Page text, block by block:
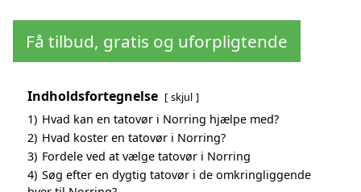
Få tilbud, gratis og uforpligtende
Indholdsfortegnelse skjul
1) Hvad kan en tatovør i Norring hjælpe med?
2) Hvad koster en tatovør i Norring?
3) Fordele ved at vælge tatovør i Norring
4) Søg efter en dygtig tatovør i de omkringliggende